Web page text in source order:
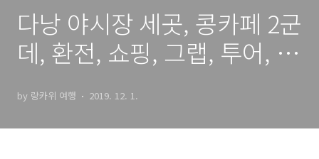
다낭 야시장 세곳, 콩카페 2군
데, 환전, 쇼핑, 그랩, 투어, 숙
by 랑카위 여행 2019. 12. 1.